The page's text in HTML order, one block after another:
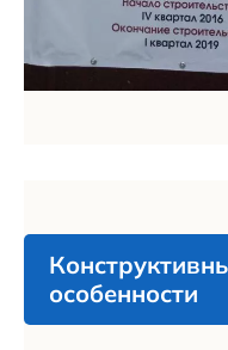
особенности